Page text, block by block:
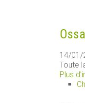
14/
Toute
Plus